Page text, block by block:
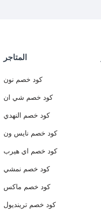
المتاجر
كود خصم نون
كود خصم شي ان
كود خصم النهدي
كود خصم نايس ون
كود خصم اي هيرب
كود خصم نمشي
كود خصم ماكس
كود خصم ترينديول